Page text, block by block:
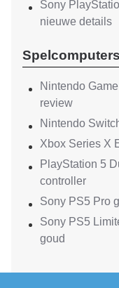
Sony
nieuwe details
Spelcomputers
Nintendo
review
Nintendo
Xbox Series X
PlayStation 5
controller
Sony PS5 Pro
Sony PS5
goud